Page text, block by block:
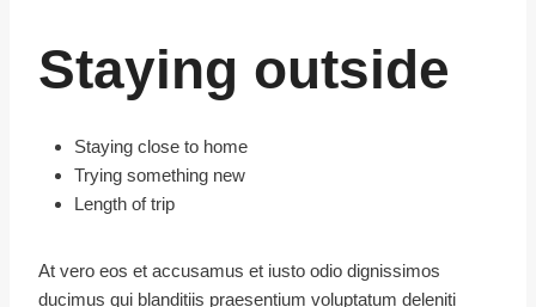
Staying outside
Staying close to home
Trying something new
Length of trip
At vero eos et accusamus et iusto odio dignissimos
ducimus qui blanditiis praesentium voluptatum deleniti